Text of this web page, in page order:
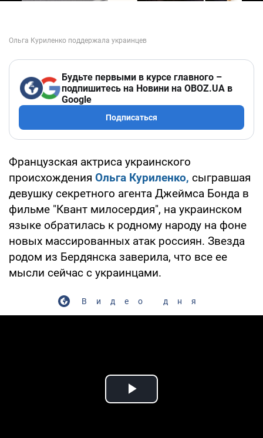
Будьте первыми в курсе главного –
подпишитесь на Новини на OBOZ.UA в
Google
Подписаться
Французская актриса украинского
происхождения Ольга Куриленко, сыгравшая
девушку секретного агента Джеймса Бонда в
фильме "Квант милосердия", на украинском
языке обратилась к родному народу на фоне
новых массированных атак россиян. Звезда
родом из Бердянска заверила, что все ее
мысли сейчас с украинцами.
Видео дня
Play Video